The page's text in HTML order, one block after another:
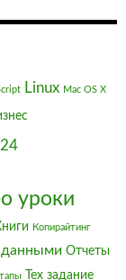
Linux Mac OS X
уроки
Копирайтинг
Отчеты
Тех задание